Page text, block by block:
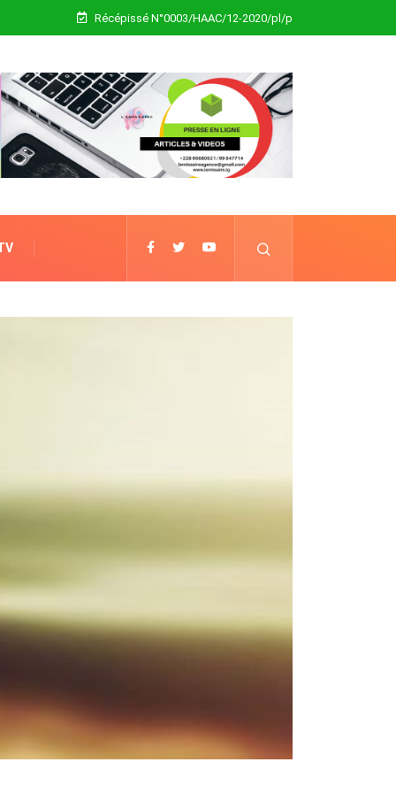
Récépissé N°0003/HAAC/12-2020/pl/p